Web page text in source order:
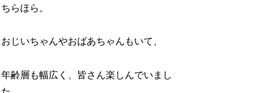
ちらほら。
おじいちゃんやおばあちゃんもいて、
年齢層も幅広く、皆さん楽しんでいまし